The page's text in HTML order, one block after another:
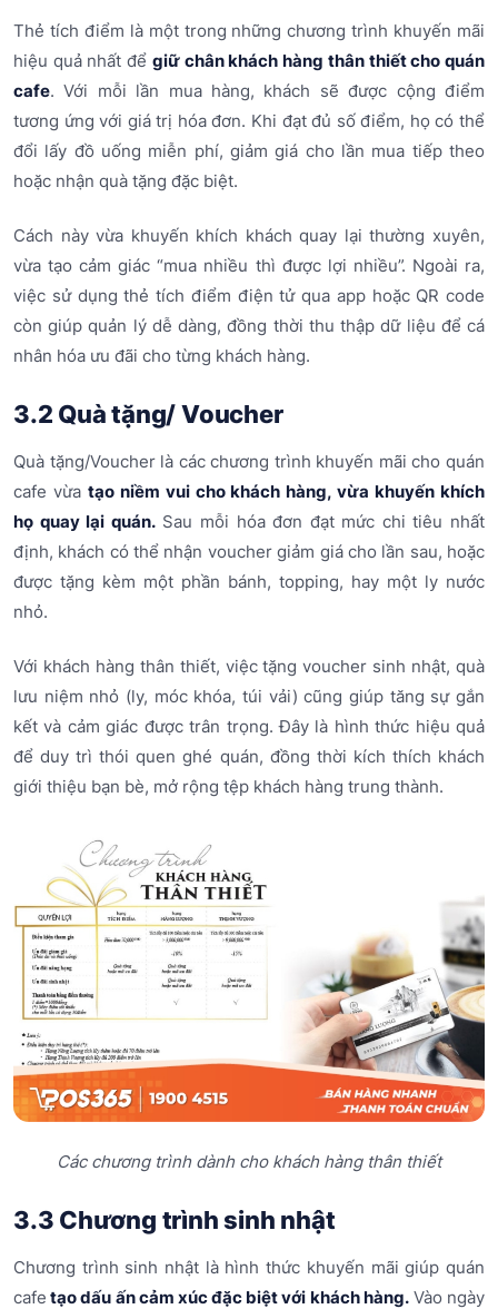
Thẻ tích điểm là một trong những chương trình khuyến mãi
hiệu quả nhất để giữ chân khách hàng thân thiết cho quán
cafe. Với mỗi lần mua hàng, khách sẽ được cộng điểm
tương ứng với giá trị hóa đơn. Khi đạt đủ số điểm, họ có thể
đổi lấy đồ uống miễn phí, giảm giá cho lần mua tiếp theo
hoặc nhận quà tặng đặc biệt.
Cách này vừa khuyến khích khách quay lại thường xuyên,
vừa tạo cảm giác “mua nhiều thì được lợi nhiều”. Ngoài ra,
việc sử dụng thẻ tích điểm điện tử qua app hoặc QR code
còn giúp quản lý dễ dàng, đồng thời thu thập dữ liệu để cá
nhân hóa ưu đãi cho từng khách hàng.
3.2 Quà tặng/ Voucher
Quà tặng/Voucher là các chương trình khuyến mãi cho quán
cafe vừa tạo niềm vui cho khách hàng, vừa khuyến khích
họ quay lại quán.Sau mỗi hóa đơn đạt mức chi tiêu nhất
định, khách có thể nhận voucher giảm giá cho lần sau, hoặc
được tặng kèm một phần bánh, topping, hay một ly nước
nhỏ.
Với khách hàng thân thiết, việc tặng voucher sinh nhật, quà
lưu niệm nhỏ (ly, móc khóa, túi vải) cũng giúp tăng sự gắn
kết và cảm giác được trân trọng. Đây là hình thức hiệu quả
để duy trì thói quen ghé quán, đồng thời kích thích khách
giới thiệu bạn bè, mở rộng tệp khách hàng trung thành.
Các chương trình dành cho khách hàng thân thiết
3.3 Chương trình sinh nhật
Chương trình sinh nhật là hình thức khuyến mãi giúp quán
cafe tạo dấu ấn cảm xúc đặc biệt với khách hàng.Vào ngày